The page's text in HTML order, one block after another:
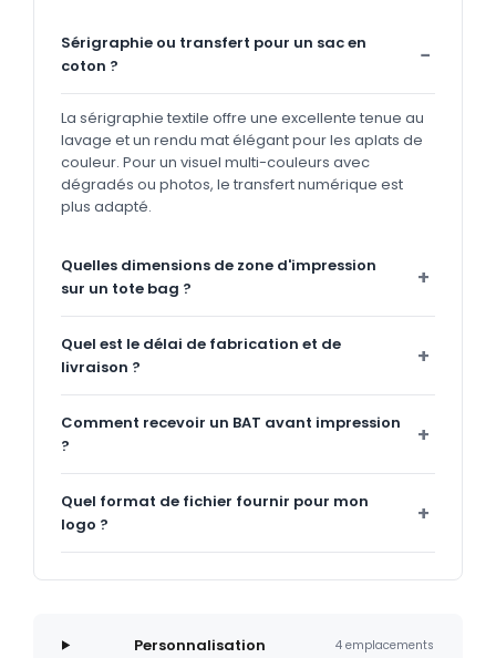
Sérigraphie ou transfert pour un sac en
coton ?
La sérigraphie textile offre une excellente tenue au
lavage et un rendu mat élégant pour les aplats de
couleur. Pour un visuel multi-couleurs avec
dégradés ou photos, le transfert numérique est
plus adapté.
Quelles dimensions de zone d'impression
sur un tote bag ?
Quel est le délai de fabrication et de
livraison ?
Comment recevoir un BAT avant impression
?
Quel format de fichier fournir pour mon
logo ?
Personnalisation 4 emplacements